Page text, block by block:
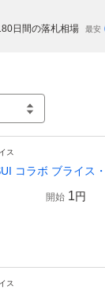
日間の落札相場 最安
ス
コラボ ブライス
開始 1円
ス